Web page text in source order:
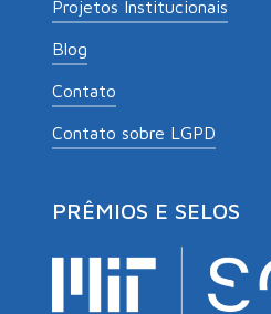
Projetos Institucionais
Blog
Contato
Contato sobre LGPD
PRÊMIOS E SELOS